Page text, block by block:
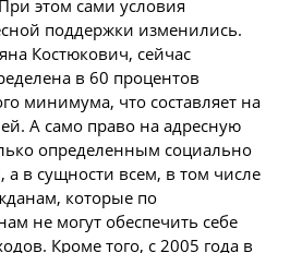
этом сами условия
поддержки изменились.
Костюкович, сейчас
в 60 процентов
минимума, что составляет на
А само право на адресную
определенным социально
а в сущности всем, в том числе
которые по
не могут обеспечить себе
Кроме того, с 2005 года в